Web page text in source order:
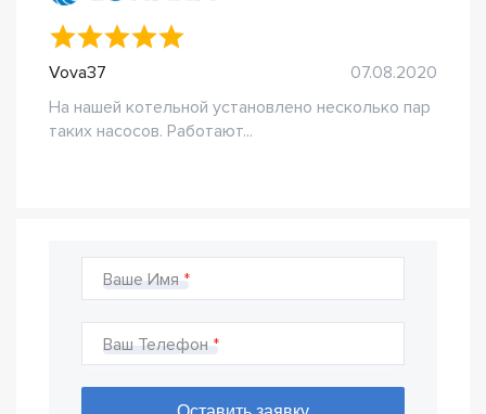
Vova37
07.08.2020
На нашей котельной установлено несколько пар
таких насосов. Работают...
Ваше Имя
Ваш Телефон